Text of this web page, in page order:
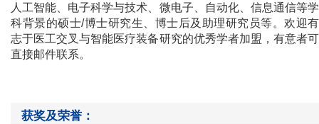
人工智能、电子科学与技术、微电子、自动化、信息通信等学
科背景的硕士/博士研究生、博士后及助理研究员等。欢迎有
志于医工交叉与智能医疗装备研究的优秀学者加盟，有意者可
直接邮件联系。
获奖及荣誉：